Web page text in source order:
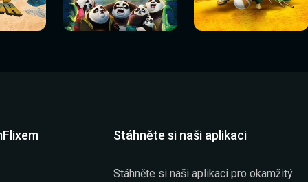
Sledovat
nyní
Sledovat nyní
Sledovat
nyní
Sledovat nyní
Stáhněte si naši aplikaci
Stáhněte si naši aplikaci pro okamžitý